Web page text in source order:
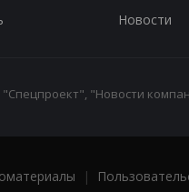
Новости
"Новости
|